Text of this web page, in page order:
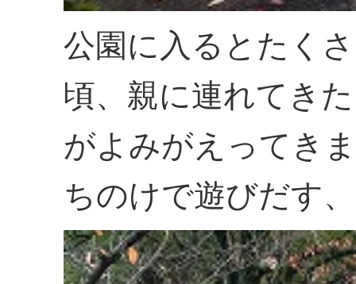
公園に入るとたく
頃、親に連れてき
がよみがえってき
ちのけで遊びだす